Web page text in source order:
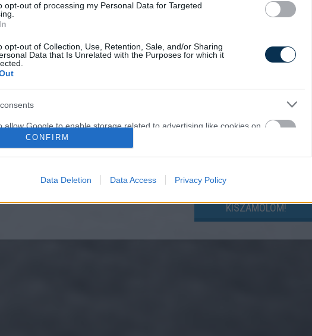
opt-out of processing my Personal Data for Targeted
opt-out of Collection, Use, Retention, Sale, and/or Sharing
Data that Is Unrelated with the Purposes for which it
allow Google to enable storage related to advertising like cookies on
identifiers in apps.
allow Google to send me personalized advertising.
identifiers in apps.
CONFIRM
Data Deletion Data Access Privacy Policy
kvízeket, gondolkodtató és vicces
What is your Chinese zodiac
KISZÁMOLOM!